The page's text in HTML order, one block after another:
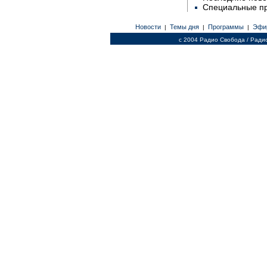
Специальные
Новости | Темы дня | Программы |
c 2004 Радио Свобода /